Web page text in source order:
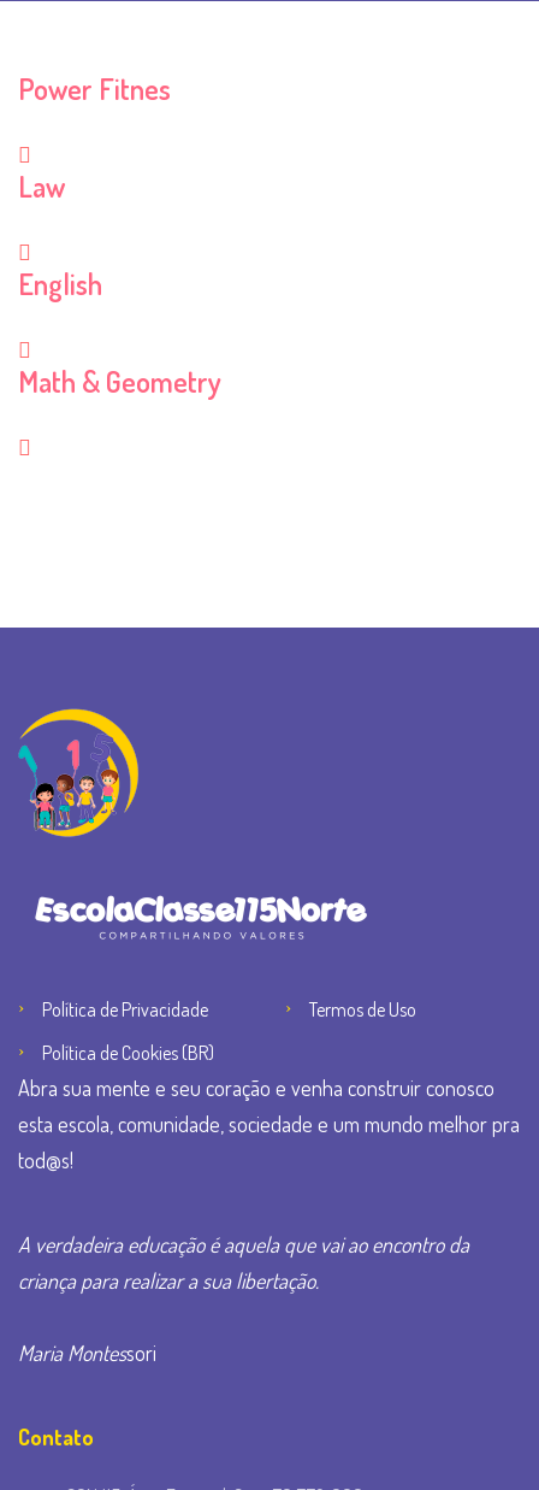
Power Fitnes
Law
English
Math & Geometry
Política de Privacidade
Termos de Uso
Política de Cookies (BR)
Abra sua mente e seu coração e venha construir conosco
esta escola, comunidade, sociedade e um mundo melhor pra
tod@s!
A verdadeira educação é aquela que vai ao encontro da
criança para realizar a sua libertação.
Maria Montessori
Contato